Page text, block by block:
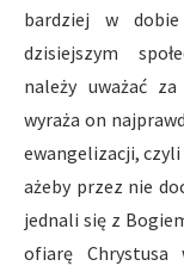
bardziej w
dzisiejszym
należy uważać za
wyraża on
ewangelizacji, czyli
ażeby przez nie
jednali się z
ofiarę